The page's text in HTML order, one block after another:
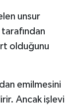
unsur
olduğunu
emilmesini
Ancak işlevi